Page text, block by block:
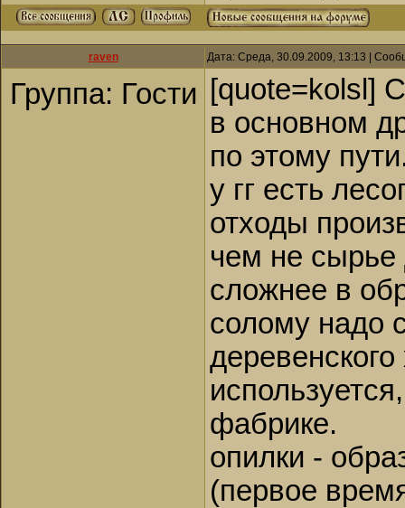
raven Дата: Среда, 30.09.2009, 13:13 |
Группа: Гости [quote=kolsl]
в основном
по этому
у гг есть
отходы
чем не сырье
сложнее в
солому надо
фабрике.
опилки -
(первое